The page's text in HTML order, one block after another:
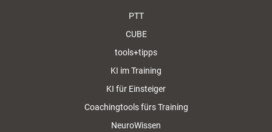
PTT
CUBE
tools+tipps
KI im Training
KI für Einsteiger
Coachingtools fürs Training
NeuroWissen